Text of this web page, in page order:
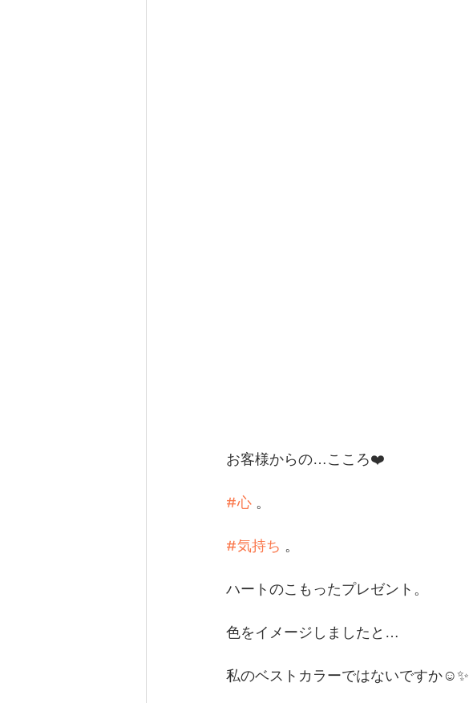
お客様からの…こころ❤️
#心 。
#気持ち 。
ハートのこもったプレゼント。
色をイメージしましたと…
私のベストカラーではないですか☺︎✨